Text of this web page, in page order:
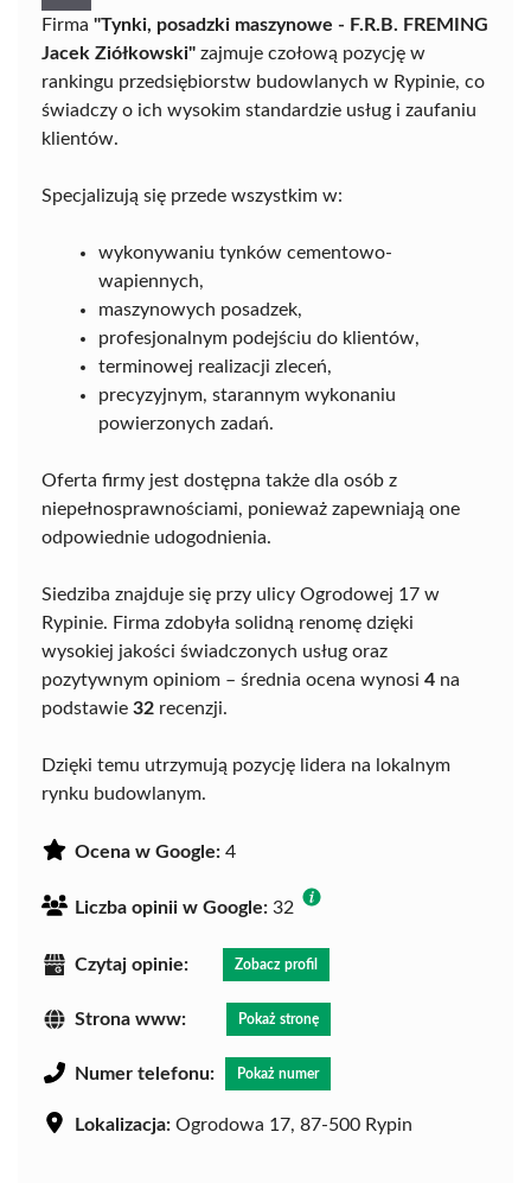
Firma "Tynki, posadzki maszynowe - F.R.B. FREMING
Jacek Ziółkowski" zajmuje czołową pozycję w
rankingu przedsiębiorstw budowlanych w Rypinie, co
świadczy o ich wysokim standardzie usług i zaufaniu
klientów.
Specjalizują się przede wszystkim w:
wykonywaniu tynków cementowo-
wapiennych,
maszynowych posadzek,
profesjonalnym podejściu do klientów,
terminowej realizacji zleceń,
precyzyjnym, starannym wykonaniu
powierzonych zadań.
Oferta firmy jest dostępna także dla osób z
niepełnosprawnościami, ponieważ zapewniają one
odpowiednie udogodnienia.
Siedziba znajduje się przy ulicy Ogrodowej 17 w
Rypinie. Firma zdobyła solidną renomę dzięki
wysokiej jakości świadczonych usług oraz
pozytywnym opiniom – średnia ocena wynosi 4 na
podstawie 32 recenzji.
Dzięki temu utrzymują pozycję lidera na lokalnym
rynku budowlanym.
Ocena w Google: 4
Liczba opinii w Google: 32
Czytaj opinie: Zobacz profil
Strona www: Pokaż stronę
Numer telefonu: Pokaż numer
Lokalizacja: Ogrodowa 17, 87-500 Rypin